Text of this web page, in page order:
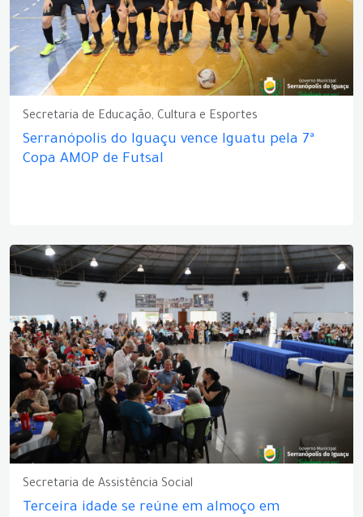
Secretaria de Educação, Cultura e Esportes
Serranópolis do Iguaçu vence Iguatu pela 7ª
Copa AMOP de Futsal
Secretaria de Assistência Social
Terceira idade se reúne em almoço em